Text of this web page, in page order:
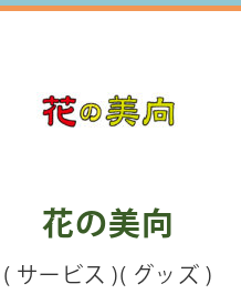
花の美向
( サービス )( グッズ )